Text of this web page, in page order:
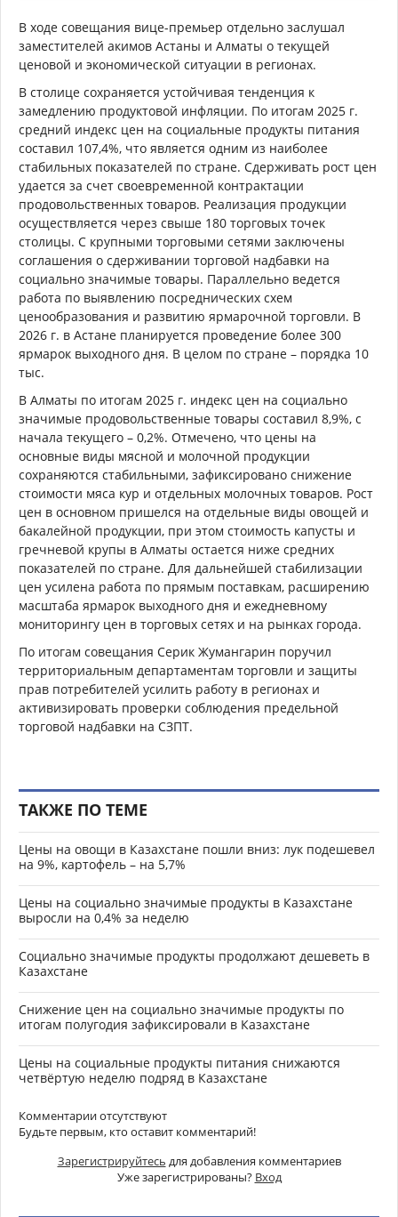
В ходе совещания вице-премьер отдельно заслушал
заместителей акимов Астаны и Алматы о текущей
ценовой и экономической ситуации в регионах.
В столице сохраняется устойчивая тенденция к
замедлению продуктовой инфляции. По итогам 2025 г.
средний индекс цен на социальные продукты питания
составил 107,4%, что является одним из наиболее
стабильных показателей по стране. Сдерживать рост цен
удается за счет своевременной контрактации
продовольственных товаров. Реализация продукции
осуществляется через свыше 180 торговых точек
столицы. С крупными торговыми сетями заключены
соглашения о сдерживании торговой надбавки на
социально значимые товары. Параллельно ведется
работа по выявлению посреднических схем
ценообразования и развитию ярмарочной торговли. В
2026 г. в Астане планируется проведение более 300
ярмарок выходного дня. В целом по стране – порядка 10
тыс.
В Алматы по итогам 2025 г. индекс цен на социально
значимые продовольственные товары составил 8,9%, с
начала текущего – 0,2%. Отмечено, что цены на
основные виды мясной и молочной продукции
сохраняются стабильными, зафиксировано снижение
стоимости мяса кур и отдельных молочных товаров. Рост
цен в основном пришелся на отдельные виды овощей и
бакалейной продукции, при этом стоимость капусты и
гречневой крупы в Алматы остается ниже средних
показателей по стране. Для дальнейшей стабилизации
цен усилена работа по прямым поставкам, расширению
масштаба ярмарок выходного дня и ежедневному
мониторингу цен в торговых сетях и на рынках города.
По итогам совещания Серик Жумангарин поручил
территориальным департаментам торговли и защиты
прав потребителей усилить работу в регионах и
активизировать проверки соблюдения предельной
торговой надбавки на СЗПТ.
ТАКЖЕ ПО ТЕМЕ
Цены на овощи в Казахстане пошли вниз: лук подешевел
на 9%, картофель – на 5,7%
Цены на социально значимые продукты в Казахстане
выросли на 0,4% за неделю
Социально значимые продукты продолжают дешеветь в
Казахстане
Снижение цен на социально значимые продукты по
итогам полугодия зафиксировали в Казахстане
Цены на социальные продукты питания снижаются
четвёртую неделю подряд в Казахстане
Комментарии отсутствуют
Будьте первым, кто оставит комментарий!
Зарегистрируйтесь для добавления комментариев
Уже зарегистрированы? Вход